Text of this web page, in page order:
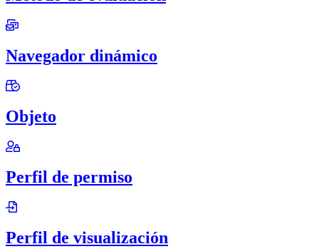
Navegador dinámico
Objeto
Perfil de permiso
Perfil de visualización